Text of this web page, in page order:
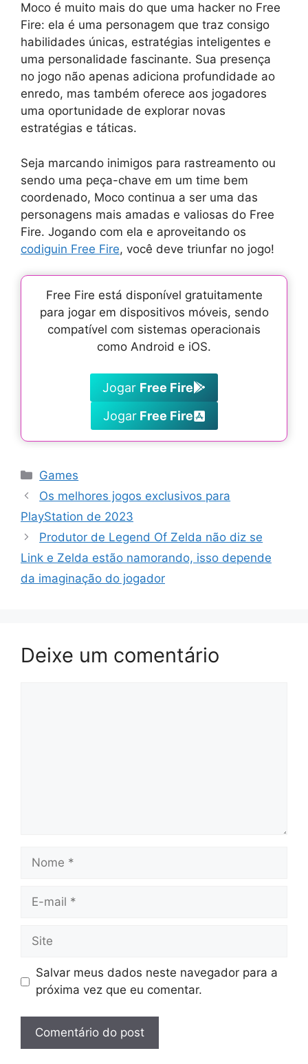
Moco é muito mais do que uma hacker no Free
Fire: ela é uma personagem que traz consigo
habilidades únicas, estratégias inteligentes e
uma personalidade fascinante. Sua presença
no jogo não apenas adiciona profundidade ao
enredo, mas também oferece aos jogadores
uma oportunidade de explorar novas
estratégias e táticas.
Seja marcando inimigos para rastreamento ou
sendo uma peça-chave em um time bem
coordenado, Moco continua a ser uma das
personagens mais amadas e valiosas do Free
Fire. Jogando com ela e aproveitando os
codiguin Free Fire, você deve triunfar no jogo!
Free Fire está disponível gratuitamente
para jogar em dispositivos móveis, sendo
compatível com sistemas operacionais
como Android e iOS.
Jogar Free Fire
JogarFree Fire
Categorias
Games
Os melhores jogos exclusivos para
PlayStation de 2023
Produtor de Legend Of Zelda não diz se
Link e Zelda estão namorando, isso depende
da imaginação do jogador
Deixe um comentário
Nome
Site
Salvar meus dados neste navegador para a
próxima vez que eu comentar.